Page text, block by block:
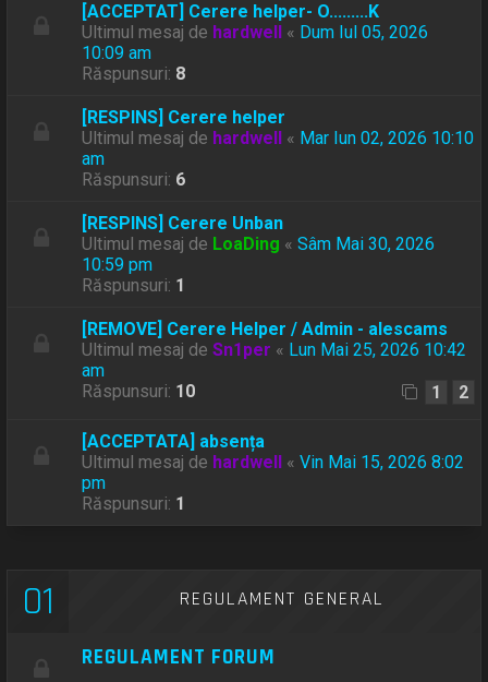
[ACCEPTAT] Cerere helper- O.........K
Ultimul mesaj de hardwell « Dum Iul 05, 2026
10:09 am
Răspunsuri: 8
[RESPINS] Cerere helper
Ultimul mesaj de hardwell « Mar Iun 02, 2026 10:10
am
Răspunsuri: 6
[RESPINS] Cerere Unban
Ultimul mesaj de LoaDing «Sâm Mai 30, 2026
10:59 pm
Răspunsuri: 1
[REMOVE] Cerere Helper / Admin - alescams
Ultimul mesaj deSn1per « Lun Mai 25, 2026 10:42
am
Răspunsuri: 10 1 2
[ACCEPTATA] absența
Ultimul mesaj de hardwell «Vin Mai 15, 2026 8:02
pm
Răspunsuri: 1
01 REGULAMENT GENERAL
REGULAMENT FORUM